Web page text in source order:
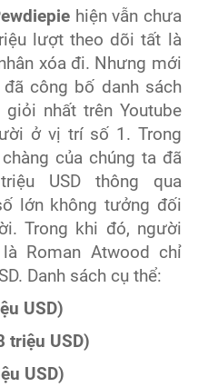
hiện vẫn chưa
lượt theo dõi tất là
xóa đi. Nhưng mới
đã công bố danh sách
nhất trên Youtube
ở vị trí số 1. Trong
của chúng ta đã
USD thông qua
lớn không tưởng đối
Trong khi đó, người
Roman Atwood
chỉ
Danh sách cụ thể:
USD)
triệu USD)
USD)